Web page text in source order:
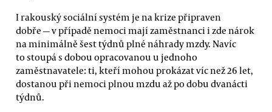
I rakouský sociální systém je na krize připraven
dobře — v případě nemoci mají zaměstnanci i zde nárok
na minimálně šest týdnů plné náhrady mzdy. Navíc
to stoupá s dobou opracovanou u jednoho
zaměstnavatele: ti, kteří mohou prokázat víc než 26 let,
dostanou při nemoci plnou mzdu až po dobu dvanácti
týdnů.